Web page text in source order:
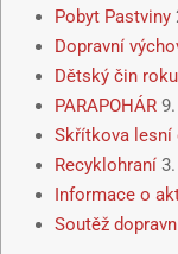
Pobyt Pastviny
Dopravní
Dětský čin roku
PARAPOHÁR
Skřítkova lesní
Recyklohraní
Informace o
Soutěž